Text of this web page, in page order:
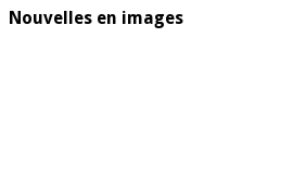
Nouvelles en images